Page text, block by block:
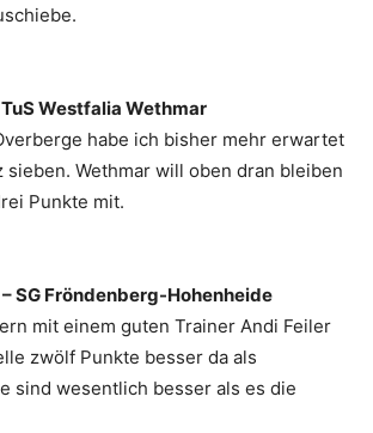
Westfalia Wethmar
habe ich bisher mehr erwartet
sieben. Wethmar will oben dran bleiben
Punkte mit.
SG Fröndenberg-Hohenheide
mit einem guten Trainer Andi Feiler
zwölf Punkte besser da als
sind wesentlich besser als es die